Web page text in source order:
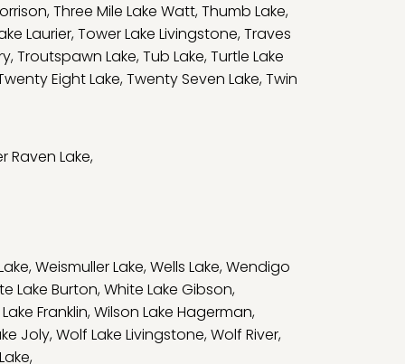
,Three Mile Lake Watt,Thumb Lake,
Laurier,Tower Lake Livingstone,Traves
,Troutspawn Lake,Tub Lake,Turtle Lake
Eight Lake,Twenty Seven Lake,Twin
Raven Lake,
,Weismuller Lake,Wells Lake,Wendigo
Lake Burton,White Lake Gibson,
Franklin,Wilson Lake Hagerman,
Joly,Wolf Lake Livingstone,Wolf River,
,